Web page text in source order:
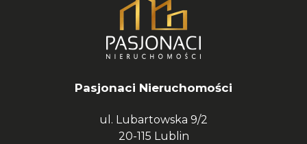
Pasjonaci Nieruchomości
ul. Lubartowska 9/2
20-115 Lublin